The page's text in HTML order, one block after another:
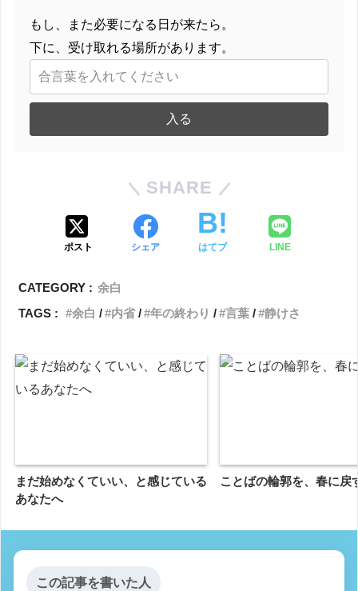
もし、また必要になる日が来たら。
下に、受け取れる場所があります。
入る
SHARE
ポスト シェア はてブ LINE
CATEGORY : 余白
TAGS :
余白 内省 年の終わり 言葉 静けさ
まだ始めなくていい、と感じている
あなたへ
ことばの輪郭を、春に戻
この記事を書いた人